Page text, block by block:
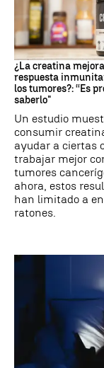
Suplementos
¿La creatina
respuesta
los tumores?: “Es
saberlo"
Un estudio
consumir
ayudar a ciertas
trabajar mejor
tumores
ahora, estos
han limitado a
ratones.